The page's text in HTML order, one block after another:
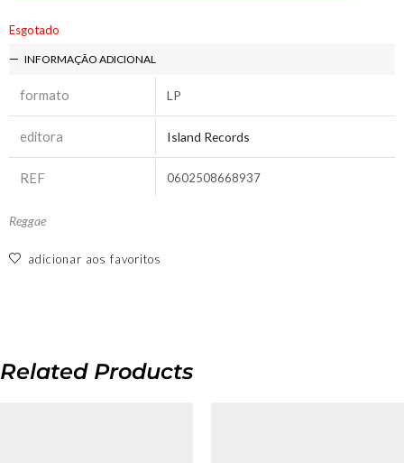
Esgotado
INFORMAÇÃO ADICIONAL
formato LP
editora Island Records
REF 0602508668937
Reggae
adicionar aos favoritos
Related Products